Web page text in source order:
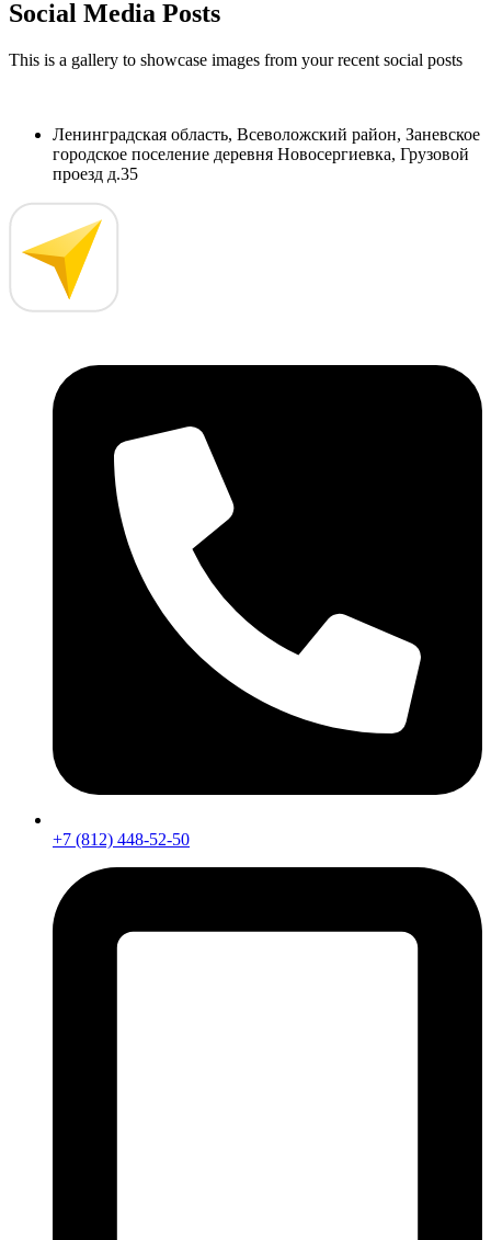
Social Media Posts
This is a gallery to showcase images from your recent social posts
Ленинградская область, Всеволожский район, Заневское
городское поселение деревня Новосергиевка, Грузовой
проезд д.35
+7 (812) 448-52-50